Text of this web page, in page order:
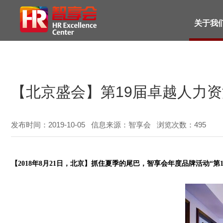
关于我
【北京盛会】第19届卓越人力
发布时间：2019-10-05 信息来源：智享会 浏览次数： 495
【2018年8月21日，北京】抓住夏季的尾巴，智享会年度品牌活动“